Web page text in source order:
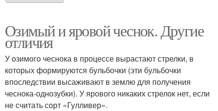
Озимый и яровой чеснок. Другие
отличия
У озимого чеснока в процессе вырастают стрелки, в
которых формируются бульбочки (эти бульбочки
впоследствии высаживают в землю для получения
чеснока-однозубки). У ярового никаких стрелок нет, если
не считать сорт «Гулливер».